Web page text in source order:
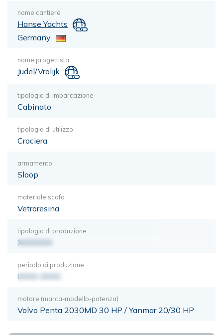
nome cantiere
Hanse Yachts
Germany
nome progettista
Judel/Vrolijk
tipologia di imbarcazione
Cabinato
tipologia di utilizzo
Crociera
armamento
Sloop
materiale scafo
Vetroresina
tipologia di produzione
XXXXXXX
periodo di produzione
0000-0000
motore (marca-modello-potenza)
Volvo Penta 2030MD 30 HP / Yanmar 20/30 HP